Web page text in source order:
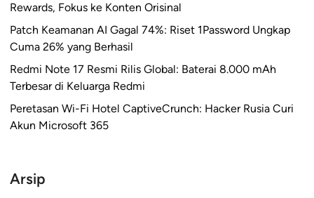
Rewards, Fokus ke Konten Orisinal
Patch Keamanan AI Gagal 74%: Riset 1Password Ungkap
Cuma 26% yang Berhasil
Redmi Note 17 Resmi Rilis Global: Baterai 8.000 mAh
Terbesar di Keluarga Redmi
Peretasan Wi-Fi Hotel CaptiveCrunch: Hacker Rusia Curi
Akun Microsoft 365
Arsip